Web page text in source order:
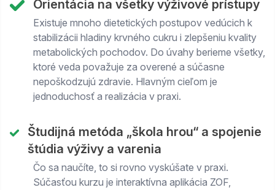
Orientácia na všetky výživové prístupy
Existuje mnoho dietetických postupov vedúcich k
stabilizácii hladiny krvného cukru i zlepšeniu kvality
metabolických pochodov. Do úvahy berieme všetky,
ktoré veda považuje za overené a súčasne
nepoškodzujú zdravie. Hlavným cieľom je
jednoduchosť a realizácia v praxi.
Študijná metóda „škola hrou“ a spojenie
štúdia výživy a varenia
Čo sa naučíte, to si rovno vyskúšate v praxi.
Súčasťou kurzu je interaktívna aplikácia ZOF,